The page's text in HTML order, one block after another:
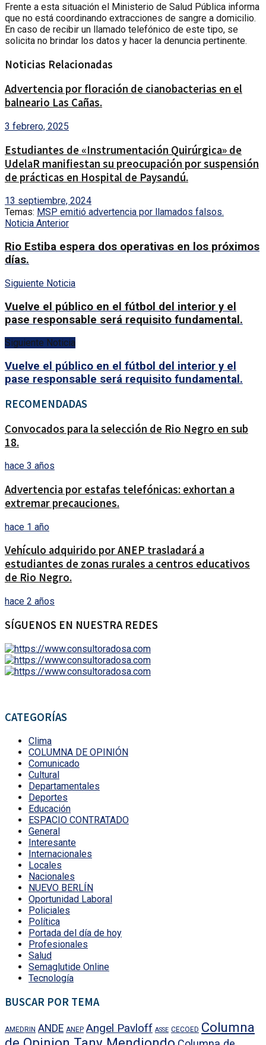
Frente a esta situación el Ministerio de Salud Pública informa
que no está coordinando extracciones de sangre a domicilio.
En caso de recibir un llamado telefónico de este tipo, se
solicita no brindar los datos y hacer la denuncia pertinente.
Noticias Relacionadas
Advertencia por floración de cianobacterias en el
balneario Las Cañas.
3 febrero, 2025
Estudiantes de «Instrumentación Quirúrgica» de
UdelaR manifiestan su preocupación por suspensión
de prácticas en Hospital de Paysandú.
13 septiembre, 2024
Temas: MSP emitió advertencia por llamados falsos.
Noticia Anterior
Rio Estiba espera dos operativas en los próximos
días.
Siguiente Noticia
Vuelve el público en el fútbol del interior y el
pase responsable será requisito fundamental.
Siguiente Noticia
Vuelve el público en el fútbol del interior y el
pase responsable será requisito fundamental.
RECOMENDADAS
Convocados para la selección de Rio Negro en sub
18.
hace 3 años
Advertencia por estafas telefónicas: exhortan a
extremar precauciones.
hace 1 año
Vehículo adquirido por ANEP trasladará a
estudiantes de zonas rurales a centros educativos
de Rio Negro.
hace 2 años
SÍGUENOS EN NUESTRA REDES
CATEGORÍAS
Clima
COLUMNA DE OPINIÓN
Comunicado
Cultural
Departamentales
Deportes
Educación
ESPACIO CONTRATADO
General
Interesante
Internacionales
Locales
Nacionales
NUEVO BERLÍN
Oportunidad Laboral
Policiales
Política
Portada del día de hoy
Profesionales
Salud
Semaglutide Online
Tecnología
BUSCAR POR TEMA
AMEDRIN ANDE ANEP Angel Pavloff ASSE CECOED Columna